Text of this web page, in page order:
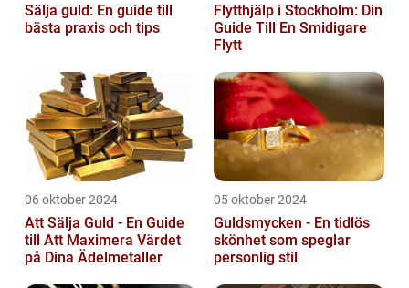
Sälja guld: En guide till
bästa praxis och tips
Flytthjälp i Stockholm: Din
Guide Till En Smidigare
Flytt
06 oktober 2024
Att Sälja Guld - En Guide
till Att Maximera Värdet
på Dina Ädelmetaller
05 oktober 2024
Guldsmycken - En tidlös
skönhet som speglar
personlig stil